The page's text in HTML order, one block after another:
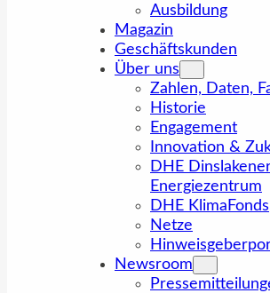
Ausbildung
Magazin
Geschäftskunden
Über uns
Zahlen, Daten,
Historie
Engagement
Innovation &
DHE
Energiezentrum
DHE KlimaFonds
Netze
Newsroom